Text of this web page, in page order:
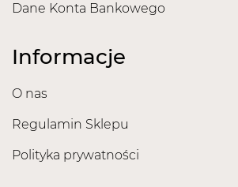
Dane Konta Bankowego
Informacje
O nas
Regulamin Sklepu
Polityka prywatności